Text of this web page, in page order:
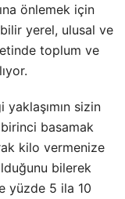
önlemek için
yerel, ulusal ve
toplum ve
yaklaşımın sizin
basamak
kilo vermenize
bilerek
yüzde 5 ila 10